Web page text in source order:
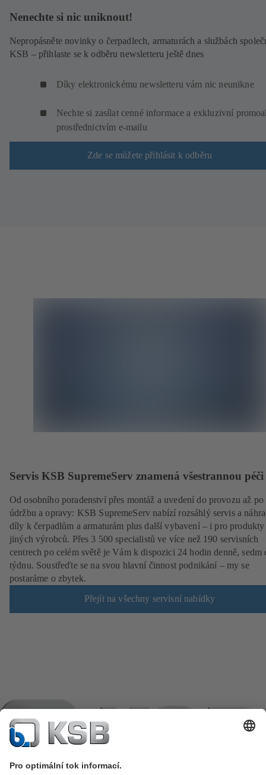
Nenechte si nic uniknout!
Nepropásněte novinky o čerpadlech, armaturách a službách
KSB – přihlaste se k odběru newsletteru ještě dnes
Díky elektronickému newsletteru vám nic neunikne
Nechte si zasílat cenné informace a exkluzivní
prostřednictvím e-mailu
Zde se můžete přihlásit k odběru
Servis KSB SupremeServ znamená všestrannou péči
Od osobního poradenství přes montáž a uvedení do provozu až po
údržbu a opravy: KSB SupremeServ nabízí rozsáhlý servis a
díly k čerpadlům a armaturám plus další vybavení – i pro produkty
jiných výrobců. Přes 3 500 specialistů ve více než 190 servisních
centrech po celém světě je Vám k dispozici 24 hodin denně, sedm
týdnu. Soustřeďte se na svou hlavní činnost podnikání – my se
postaráme o zbytek.
Přejít na všechny servisní nabídky